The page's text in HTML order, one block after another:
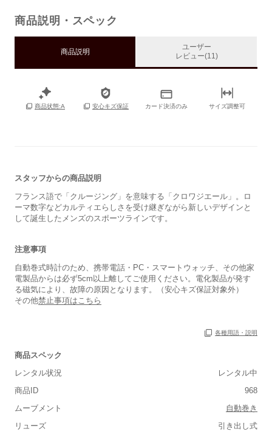
商品説明・スペック
商品説明
ユーザー
レビュー(11)
商品状態:A 安心キズ保証 カード決済のみ サイズ調整可
スタッフからの商品説明
フランス語で「クルージング」を意味する「クロワジエール」。ロ
ーマ数字などカルティエらしさを受け継ぎながら新しいデザインと
して誕生したメンズのスポーツラインです。
注意事項
自動巻式時計のため、携帯電話・PC・スマートウォッチ、その他家
電製品からは必ず5cm以上離してご使用ください。電化製品が発す
る磁気により、故障の原因となります。（安心キズ保証対象外）
その他禁止事項はこちら
各種用語・説明
商品スペック
レンタル状況
レンタル中
商品ID
968
ムーブメント
自動巻き
リューズ
引き出し式
保証書